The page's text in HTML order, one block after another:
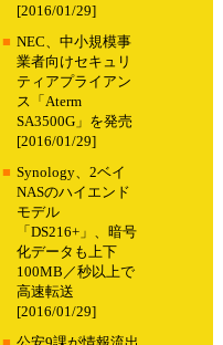
[2016/01/29]
■ NEC、中小規模事
業者向けセキュリ
ティアプライアン
ス「Aterm
SA3500G」を発売
[2016/01/29]
■ Synology、2ベイ
NASのハイエンド
モデル
「DS216+」、暗号
化データも上下
100MB／秒以上で
高速転送
[2016/01/29]